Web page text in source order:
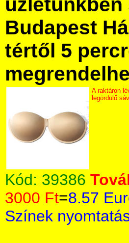
Budapest
tértől 5
A raktáron
legördülő
Kód: 39386
3000 Ft=8.57
Színek